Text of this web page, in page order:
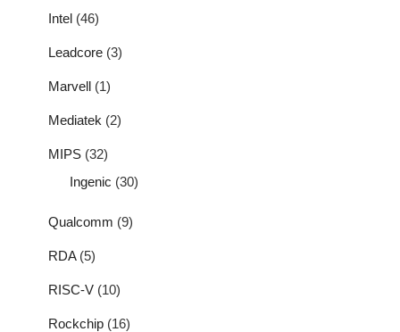
Intel (46)
Leadcore (3)
Marvell (1)
Mediatek (2)
MIPS (32)
Ingenic (30)
Qualcomm (9)
RDA(5)
RISC-V (10)
Rockchip (16)